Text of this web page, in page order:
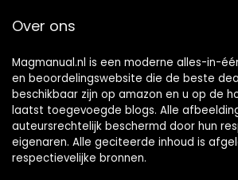
Over ons
Magmanual.nl is een moderne alles-in-
en beoordelingswebsite die de beste
beschikbaar zijn op amazon en u op de
laatst toegevoegde blogs. Alle
auteursrechtelijk beschermd door hun
eigenaren. Alle geciteerde inhoud is
respectievelijke bronnen.